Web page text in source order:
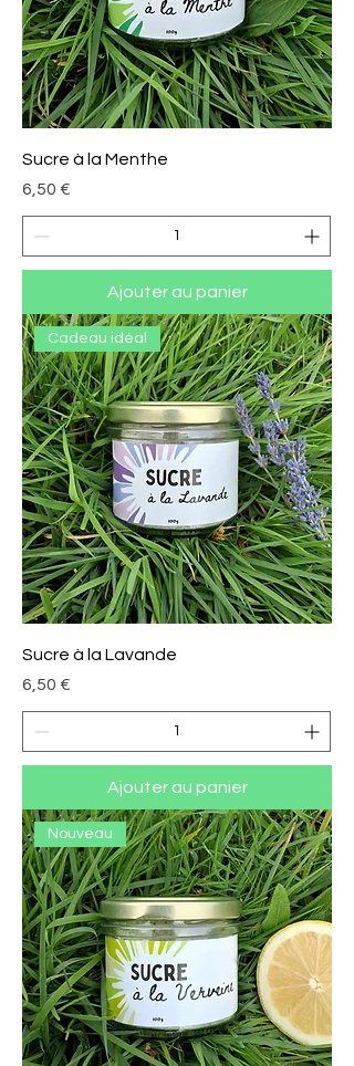
Sucre à la Menthe
Prix
6,50 €
Ajouter au panier
Cadeau idéal
Sucre à la Lavande
Prix
6,50 €
Ajouter au panier
Nouveau